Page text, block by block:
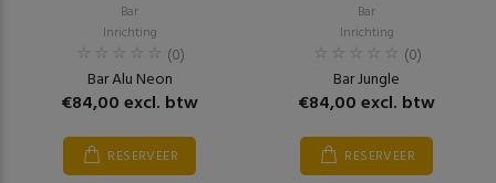
Bar
Inrichting
(0)
Bar Alu Neon
€84,00 excl. btw
RESERVEER
Bar
Inrichting
(0)
Bar Jungle
€84,00 excl. btw
RESERVEER